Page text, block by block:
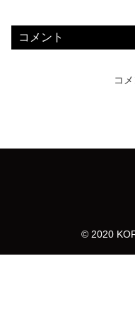
コメント
コ
© 2020